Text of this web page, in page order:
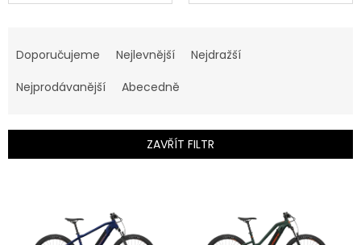
a
e
í
r
Doporučujeme Nejlevnější
Nejdražší
Nejprodávanější
Abecedně
ZAVŘÍT FILTR